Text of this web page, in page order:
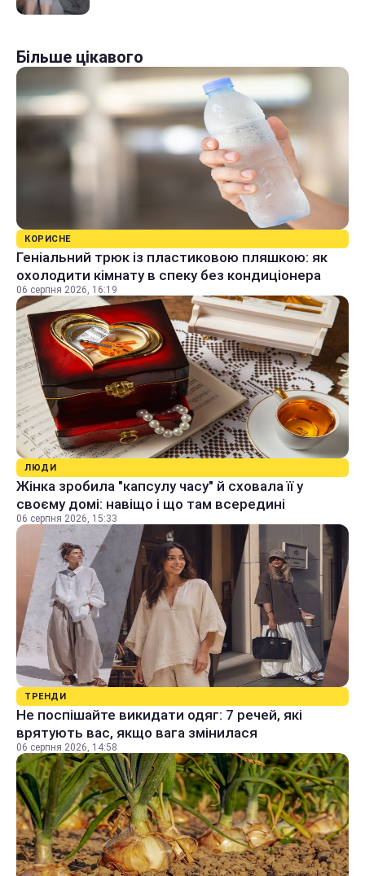
Більше цікавого
КОРИСНЕ
Геніальний трюк із пластиковою пляшкою: як
охолодити кімнату в спеку без кондиціонера
06 серпня 2026, 16:19
ЛЮДИ
Жінка зробила "капсулу часу" й сховала її у
своєму домі: навіщо і що там всередині
06 серпня 2026, 15:33
ТРЕНДИ
Не поспішайте викидати одяг: 7 речей, які
врятують вас, якщо вага змінилася
06 серпня 2026, 14:58